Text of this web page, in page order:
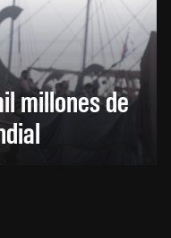
millones de